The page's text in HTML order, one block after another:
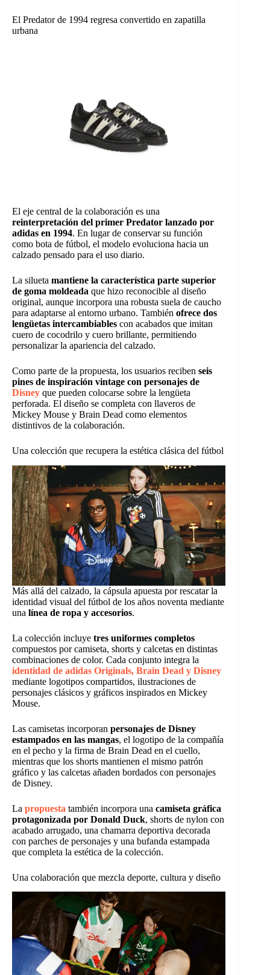
El Predator de 1994 regresa convertido en zapatilla
urbana
El eje central de la colaboración es una
reinterpretación del primer Predator lanzado por
adidas en 1994. En lugar de conservar su función
como bota de fútbol, el modelo evoluciona hacia un
calzado pensado para el uso diario.
La silueta mantiene la característica parte superior
de goma moldeada que hizo reconocible al diseño
original, aunque incorpora una robusta suela de caucho
para adaptarse al entorno urbano. También ofrece dos
lengüetas intercambiables con acabados que imitan
cuero de cocodrilo y cuero brillante, permitiendo
personalizar la apariencia del calzado.
Como parte de la propuesta, los usuarios reciben seis
pines de inspiración vintage con personajes de
Disney que pueden colocarse sobre la lengüeta
perforada. El diseño se completa con llaveros de
Mickey Mouse y Brain Dead como elementos
distintivos de la colaboración.
Una colección que recupera la estética clásica del fútbol
Más allá del calzado, la cápsula apuesta por rescatar la
identidad visual del fútbol de los años noventa mediante
una línea de ropa y accesorios.
La colección incluye tres uniformes completos
compuestos por camiseta, shorts y calcetas en distintas
combinaciones de color. Cada conjunto integra la
identidad de adidas Originals, Brain Dead y Disney
mediante logotipos compartidos, ilustraciones de
personajes clásicos y gráficos inspirados en Mickey
Mouse.
Las camisetas incorporan personajes de Disney
estampados en las mangas, el logotipo de la compañía
en el pecho y la firma de Brain Dead en el cuello,
mientras que los shorts mantienen el mismo patrón
gráfico y las calcetas añaden bordados con personajes
de Disney.
La propuesta también incorpora una camiseta gráfica
protagonizada por Donald Duck, shorts de nylon con
acabado arrugado, una chamarra deportiva decorada
con parches de personajes y una bufanda estampada
que completa la estética de la colección.
Una colaboración que mezcla deporte, cultura y diseño